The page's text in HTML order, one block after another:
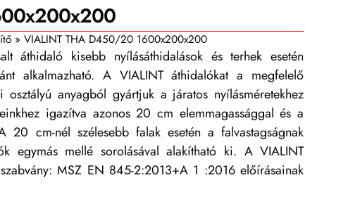
» VIALINT THA D450/20 1600x200x200
áthidaló kisebb nyílásáthidalások és terhek esetén
alkalmazható. A VIALINT áthidalókat a megfelelő
osztályú anyagból gyártjuk a járatos nyílásméretekhez
igazítva azonos 20 cm elemmagassággal és a
20 cm-nél szélesebb falak esetén a falvastagságnak
egymás mellé sorolásával alakítható ki. A VIALINT
MSZ EN 845-2:2013+A 1 :2016 előírásainak